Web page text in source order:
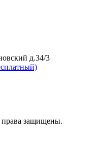
д.34/3
защищены.